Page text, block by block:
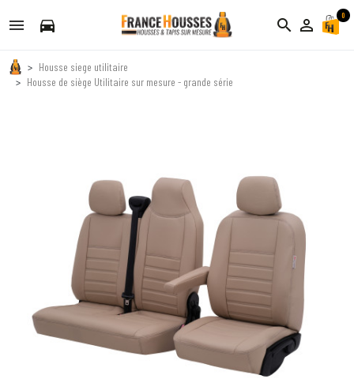
directions_car search person_outline
0
Housse siege utilitaire
Housse de siège Utilitaire sur mesure - grande série